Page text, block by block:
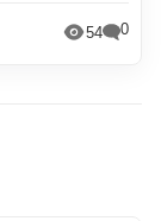
54 0